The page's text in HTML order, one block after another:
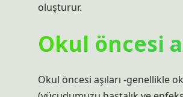
oluşturur.
Okul öncesi
Okul öncesi aşıları -genellikle